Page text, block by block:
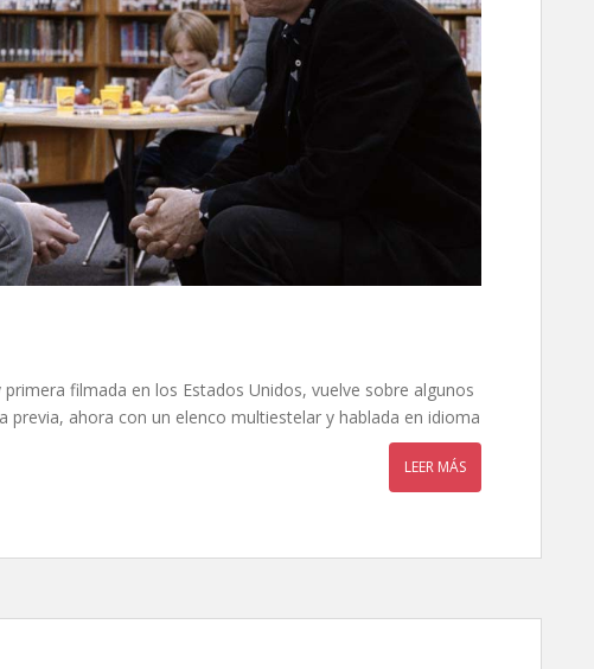
filmada en los Estados Unidos, vuelve sobre algunos
ahora con un elenco multiestelar y hablada en idioma
LEER MÁS